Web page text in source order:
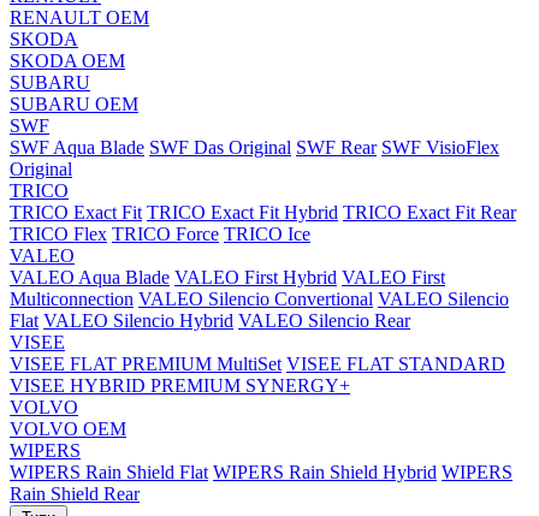
RENAULT OEM
SKODA
SKODA OEM
SUBARU
SUBARU OEM
SWF
SWF Aqua Blade SWF Das Original SWF Rear SWF VisioFlex
Original
TRICO
TRICO Exact Fit TRICO Exact Fit Hybrid TRICO Exact Fit Rear
TRICO Flex TRICO Force TRICO Ice
VALEO
VALEO Aqua Blade VALEO First Hybrid VALEO First
Multiconnection VALEO Silencio Convertional VALEO Silencio
Flat VALEO Silencio Hybrid VALEO Silencio Rear
VISEE
VISEE FLAT PREMIUM MultiSet VISEE FLAT STANDARD
VISEE HYBRID PREMIUM SYNERGY+
VOLVO
VOLVO OEM
WIPERS
WIPERS Rain Shield Flat WIPERS Rain Shield Hybrid WIPERS
Rain Shield Rear